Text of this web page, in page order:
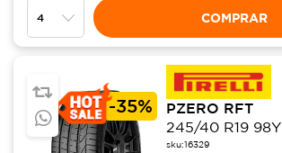
COMPRAR
-35%
PZERO RFT
245/40 R19 98Y
sku:16329